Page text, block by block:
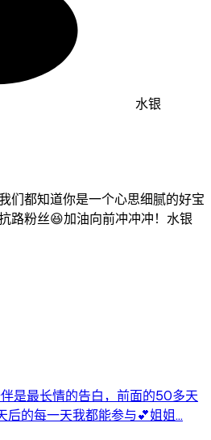
水银
们都知道你是一个心思细腻的好宝
路粉丝😆加油向前冲冲冲！水银
是最长情的告白，前面的50多天
的每一天我都能参与💕姐姐...